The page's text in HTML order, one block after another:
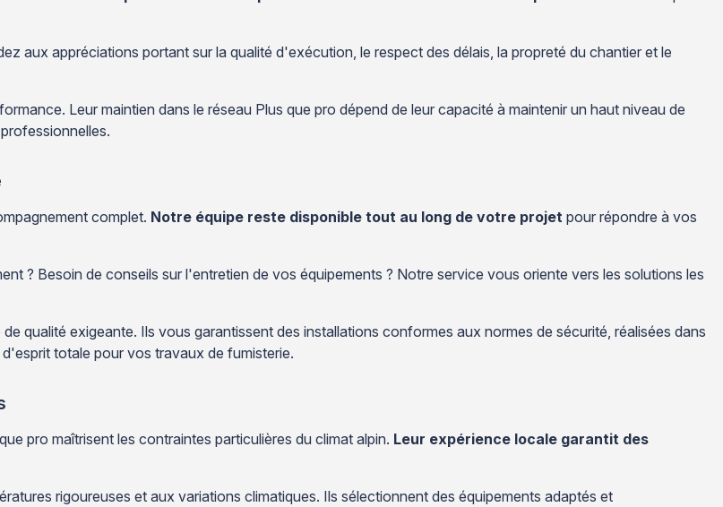
aux appréciations portant sur la qualité d'exécution, le respect des délais, la propreté du chantier et le
Leur maintien dans le réseau Plus que pro dépend de leur capacité à maintenir un haut niveau de
complet. Notre équipe reste disponible tout au long de votre projet pour répondre à vos
? Besoin de conseils sur l'entretien de vos équipements ? Notre service vous oriente vers les solutions les
qualité exigeante. Ils vous garantissent des installations conformes aux normes de sécurité, réalisées dans
totale pour vos travaux de fumisterie.
pro maîtrisent les contraintes particulières du climat alpin. Leur expérience locale garantit des
rigoureuses et aux variations climatiques. Ils sélectionnent des équipements adaptés et